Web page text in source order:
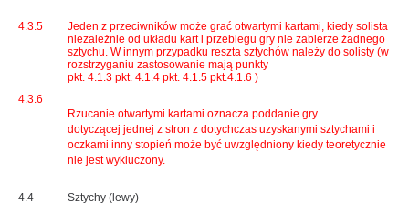
4.3.5
Jeden z przeciwników może grać otwartymi kartami, kiedy solista
niezależnie od układu kart i przebiegu gry nie zabierze żadnego
sztychu. W innym przypadku reszta sztychów należy do solisty (w
rozstrzyganiu zastosowanie mają punkty
pkt. 4.1.3 pkt. 4.1.4 pkt. 4.1.5 pkt.4.1.6 )
4.3.6
Rzucanie otwartymi kartami oznacza poddanie gry
dotyczącej jednej z stron z dotychczas uzyskanymi sztychami i
oczkami inny stopień może być uwzględniony kiedy teoretycznie
nie jest wykluczony.
4.4
Sztychy (lewy)